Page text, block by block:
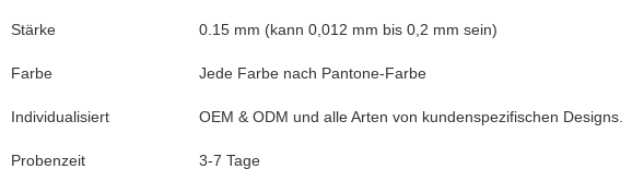
Stärke 0.15 mm (kann 0,012 mm bis 0,2 mm sein)
Farbe Jede Farbe nach Pantone-Farbe
Individualisiert OEM & ODM und alle Arten von kundenspezifischen Designs.
Probenzeit 3-7 Tage